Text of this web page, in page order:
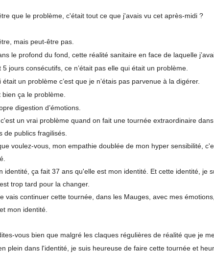
que le problème, c'était tout ce que j'avais vu cet après-midi ?
mais peut-être pas.
le profond du fond, cette réalité sanitaire en face de laquelle
5 jours consécutifs, ce n’était pas elle qui était un problème.
était un problème c’est que je n’étais pas parvenue à la digérer.
bien ça le problème.
digestion d’émotions.
un vrai problème quand on fait une tournée extraordinaire
de publics fragilisés.
voulez-vous, mon empathie doublée de mon hyper sensibilité,
identité, ça fait 37 ans qu'elle est mon identité. Et cette identité, je
trop tard pour la changer.
vais continuer cette tournée, dans les Mauges, avec mes
mon identité.
vous bien que malgré les claques régulières de réalité que je
plein dans l'identité, je suis heureuse de faire cette tournée et